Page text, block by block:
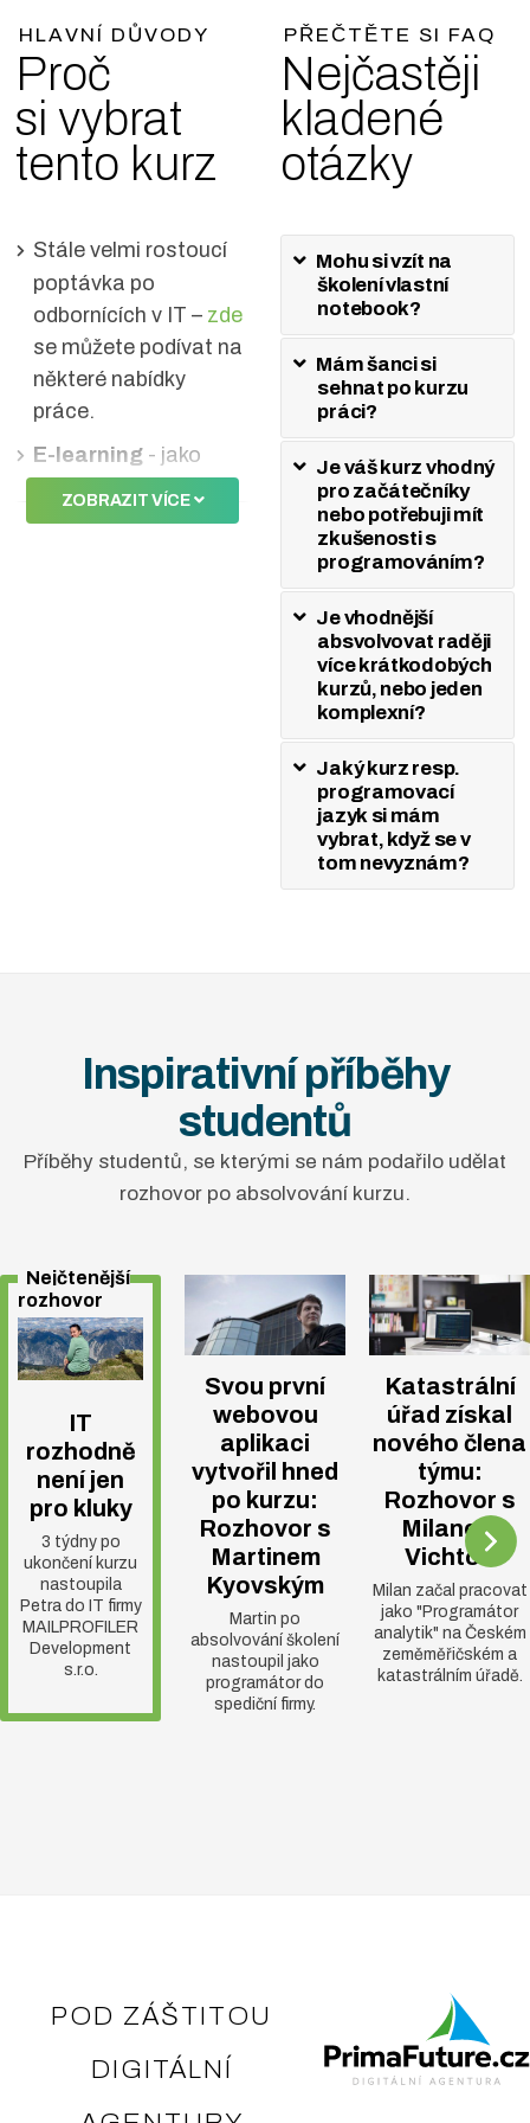
HLAVNÍ DŮVODY
Proč
si vybrat
tento kurz
Stále velmi rostoucí
poptávka po
odbornících v IT– zde
se můžete podívat na
některé nabídky
práce.
E-learning - jako
bonus získáte po
dobu 12 měsíců tento
ohodnocením.
Pro mimopražské
klienty můžeme
zajistit po celý průběh
našeho kurzu
Garantem kurzu
programování
je
Josef Kyrian
, který
pracoval více jak 8 let
jako senior
programátor ve
společnosti
Seznam.cz a.s.
a podílel se na vývoji
nejnavštěvovanějších
projektů v ČR jako
jsouMapy.cz
a mnoha
dalších.
mámeplně vybavené
účastník má
ZOBRAZIT VÍCE
PŘEČTĚTE SI FAQ
Nejčastěji
kladené
otázky
Mohu si vzít na
školení vlastní
notebook?
Mám šanci si
sehnat po kurzu
práci?
Je váš kurz vhodný
pro začátečníky
nebo potřebuji mít
zkušenosti s
programováním?
Je vhodnější
absvolvovat raději
více krátkodobých
kurzů, nebo jeden
komplexní?
Jaký kurz resp.
programovací
jazyk si mám
vybrat, když se v
tom nevyznám?
Inspirativní příběhy
studentů
Příběhy studentů, se kterými se nám podařilo udělat
rozhovor po absolvování kurzu.
Nejčtenější
rozhovor
IT
rozhodně
není jen
pro kluky
3 týdny po
ukončení kurzu
nastoupila
Petra do IT firmy
MAILPROFILER
Development
s.r.o.
Svou první
webovou
aplikaci
vytvořil hned
po kurzu:
Rozhovor s
Martinem
Kyovským
Martin po
absolvování školení
nastoupil jako
programátor do
spediční firmy.
Katastrální
úřad získal
nového člena
týmu:
Rozhovor s
Milanem
Vichtou
Milan začal pracovat
jako "Programátor
analytik" na Českém
zeměměřičském a
katastrálním úřadě.
POD ZÁŠTITOU
DIGITÁLNÍ